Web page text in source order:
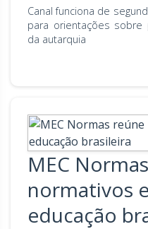
Canal funciona de
para orientações sobre
da autarquia
MEC
normativos
educação